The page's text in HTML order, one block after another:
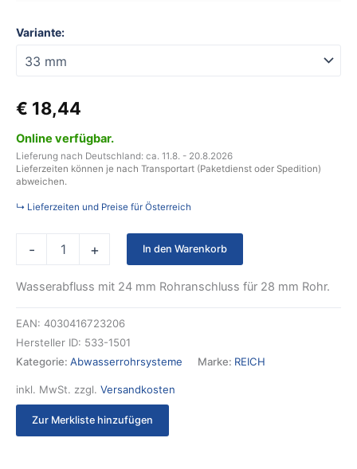
Variante:
€ 18,44
Online verfügbar.
Lieferung nach Deutschland: ca. 11.8. - 20.8.2026
Lieferzeiten können je nach Transportart (Paketdienst oder Spedition)
abweichen.
↳ Lieferzeiten und Preise für Österreich
- + In den Warenkorb
Wasserabfluss mit 24 mm Rohranschluss für 28 mm Rohr.
EAN: 4030416723206
Hersteller ID: 533-1501
Kategorie: Abwasserrohrsysteme Marke: REICH
inkl. MwSt. zzgl. Versandkosten
Zur Merkliste hinzufügen